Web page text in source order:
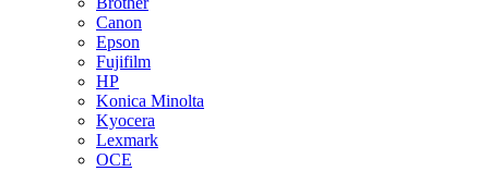
Canon
Epson
Fujifilm
HP
Konica Minolta
Kyocera
Lexmark
OCE